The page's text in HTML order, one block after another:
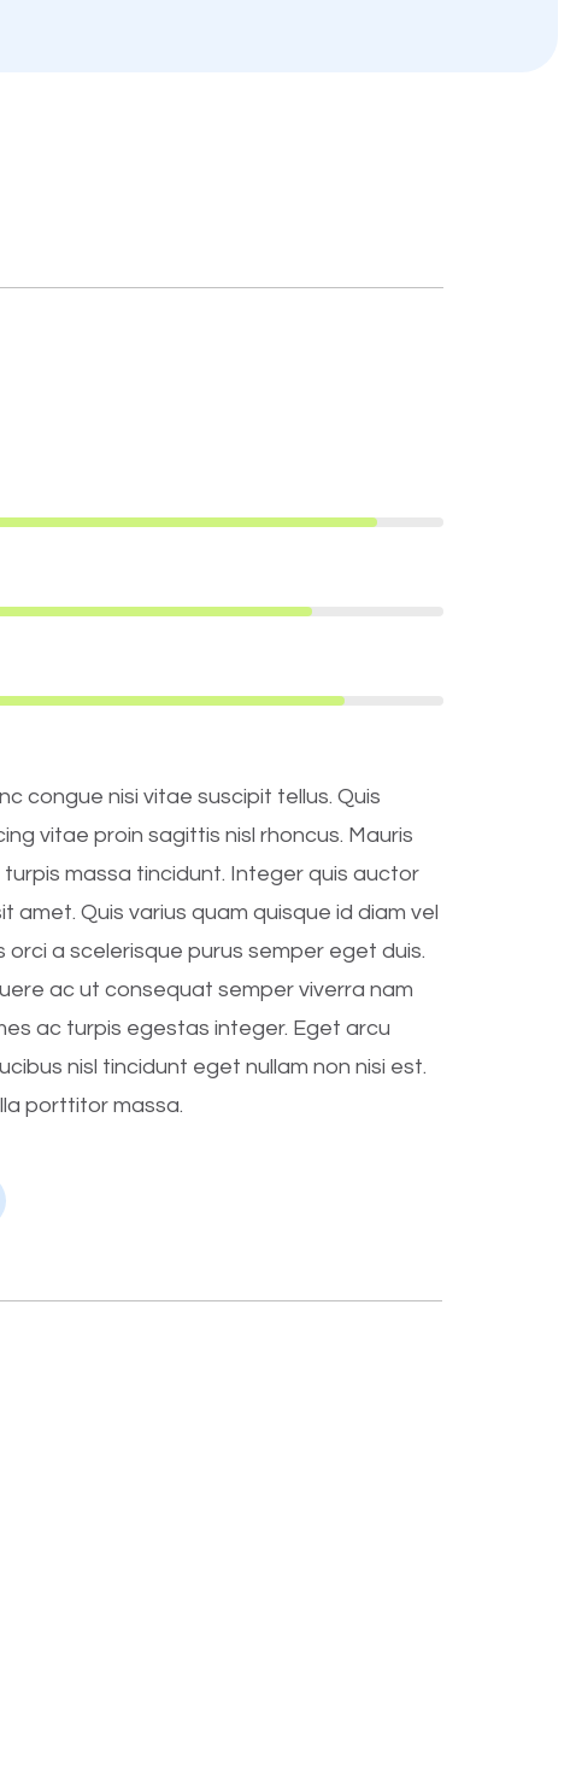
congue nisi vitae suscipit tellus. Quis
vitae proin sagittis nisl rhoncus. Mauris
turpis massa tincidunt. Integer quis auctor
amet. Quis varius quam quisque id diam vel
orci a scelerisque purus semper eget duis.
ac ut consequat semper viverra nam
ac turpis egestas integer. Eget arcu
nisl tincidunt eget nullam non nisi est.
porttitor massa.